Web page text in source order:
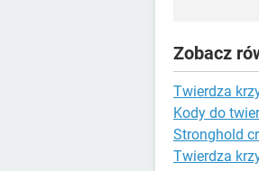
Zobacz
Twierdza
Kody do
Stronghold
Twierdza